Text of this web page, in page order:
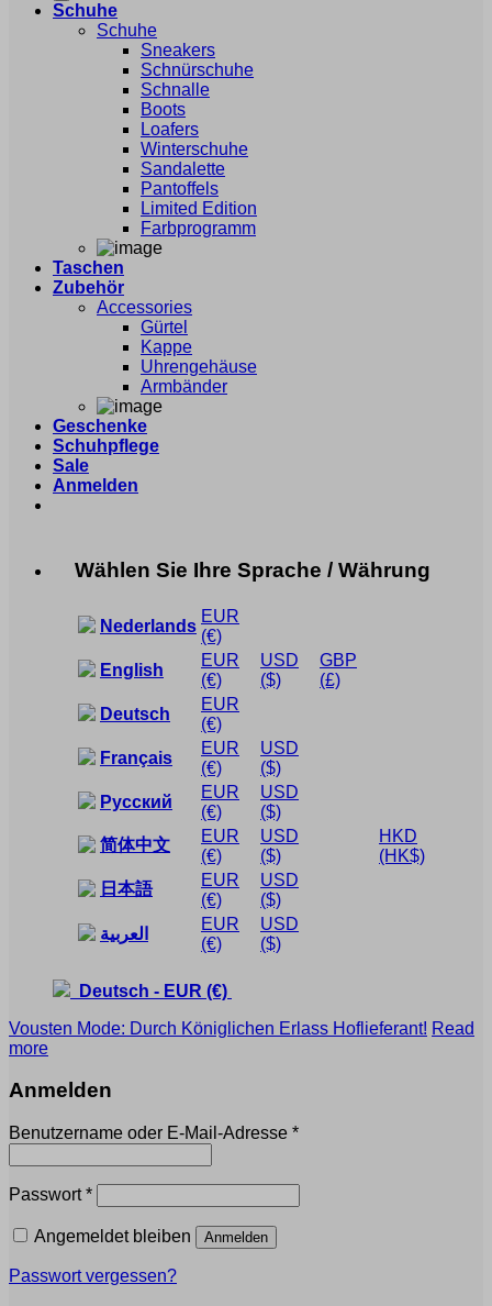
Schuhe
Schuhe
Sneakers
Schnürschuhe
Schnalle
Boots
Loafers
Winterschuhe
Sandalette
Pantoffels
Limited Edition
Farbprogramm
Taschen
Zubehör
Accessories
Gürtel
Kappe
Uhrengehäuse
Armbänder
Geschenke
Schuhpflege
Sale
Anmelden
Wählen Sie Ihre Sprache / Währung
Nederlands
EUR
(€)
English
EUR
(€)
USD
($)
GBP
(£)
Deutsch
EUR
(€)
Français
EUR
(€)
USD
($)
Русский
EUR
(€)
USD
($)
简体中文
EUR
(€)
USD
($)
HKD
(HK$)
日本語
EUR
(€)
USD
($)
العربية
EUR
(€)
USD
($)
Deutsch - EUR (€)
Vousten Mode: Durch Königlichen Erlass Hoflieferant! Read
more
Anmelden
Benutzername oder E-Mail-Adresse *Erforderlich
Passwort*Erforderlich
Angemeldet bleiben Anmelden
Passwort vergessen?